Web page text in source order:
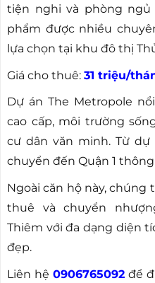
tiện nghi và phòng
phẩm được nhiều
lựa chọn tại khu đô thị
Giá cho thuê: 31 triệu/
Dự án The Metropole
cao cấp, môi trường
cư dân văn minh. Từ
chuyển đến Quận 1
Ngoài căn hộ này, chúng
thuê và chuyển
Thiêm với đa dạng diện
đẹp.
Liên hệ 0906765092để